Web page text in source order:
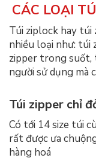
CÁC LOẠI
Túi ziplock hay túi
nhiều loại như: túi
zipper trong suốt,
người sử dụng mà
Túi zipper chỉ
Có tới 14 size túi
rất được ưa
hàng hoá